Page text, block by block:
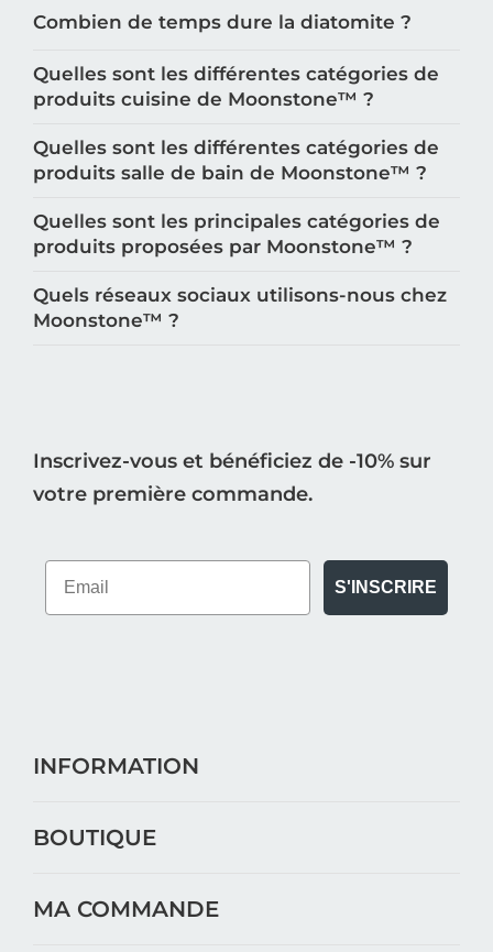
Combien de temps dure la diatomite ?
Quelles sont les différentes catégories de
produits cuisine de Moonstone™️ ?
Quelles sont les différentes catégories de
produits salle de bain de Moonstone™️ ?
Quelles sont les principales catégories de
produits proposées par Moonstone™️ ?
Quels réseaux sociaux utilisons-nous chez
Moonstone™️ ?
Inscrivez-vous et bénéficiez de -10% sur
votre première commande.
S'INSCRIRE
INFORMATION
BOUTIQUE
MA COMMANDE